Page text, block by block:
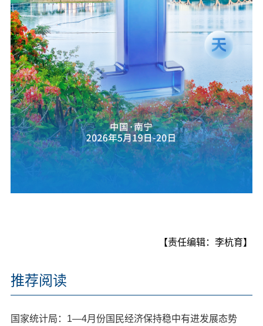
【责任编辑：李杭育】
推荐阅读
国家统计局：1—4月份国民经济保持稳中有进发展态势